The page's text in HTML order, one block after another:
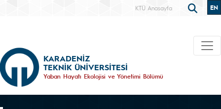
KTÜ Anasayfa EN
KARADENİZ
TEKNİK ÜNİVERSİTESİ
Yaban Hayatı Ekolojisi ve Yönetimi Bölümü